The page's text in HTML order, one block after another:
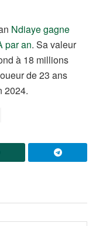
Ndiaye gagne
par an. Sa valeur
à 18 millions
de 23 ans
2024.